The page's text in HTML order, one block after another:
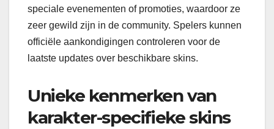
speciale evenementen of promoties, waardoor ze
zeer gewild zijn in de community. Spelers kunnen
officiële aankondigingen controleren voor de
laatste updates over beschikbare skins.
Unieke kenmerken van
karakter-specifieke skins